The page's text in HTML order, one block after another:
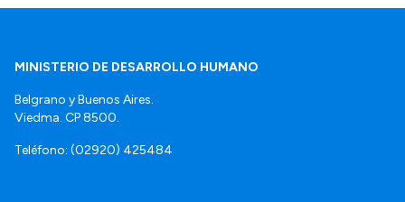
MINISTERIO DE DESARROLLO HUMANO
Belgrano y Buenos Aires.
Viedma. CP 8500.
Teléfono: (02920) 425484